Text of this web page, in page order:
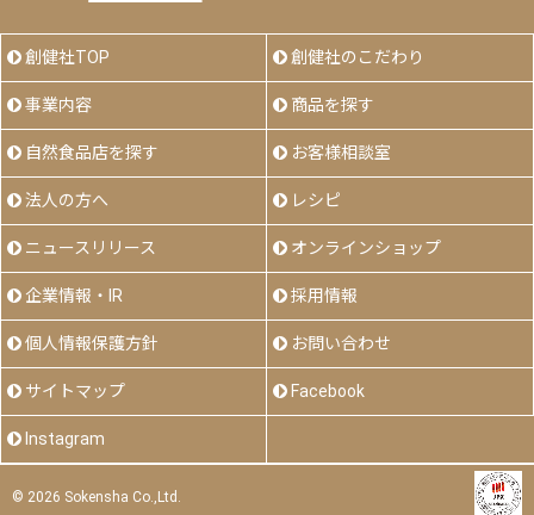
創健社TOP 創健社のこだわり
事業内容 商品を探す
自然食品店を探す お客様相談室
法人の方へ レシピ
ニュースリリース オンラインショップ
企業情報・IR 採用情報
個人情報保護方針 お問い合わせ
サイトマップ Facebook
Instagram
© 2026 Sokensha Co.,Ltd.